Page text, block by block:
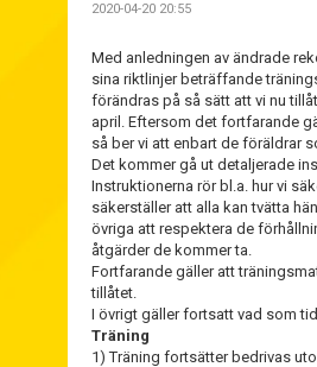
2020-04-20 20:55
Med anledningen av ändrade
sina riktlinjer beträffande
förändras på så sätt att vi nu
april. Eftersom det fortfarande
så ber vi att enbart de föräldrar
Det kommer gå ut detaljerade
Instruktionerna rör bl.a. hur vi
säkerställer att alla kan tvätta
övriga att respektera de
åtgärder de kommer ta.
Fortfarande gäller att
tillåtet.
I övrigt gäller fortsatt vad som
Träning
1) Träning fortsätter bedrivas